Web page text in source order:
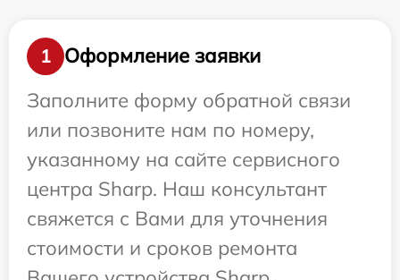
1
Оформление заявки
Заполните форму обратной связи
или позвоните нам по номеру,
указанному на сайте сервисного
центра Sharp. Наш консультант
свяжется с Вами для уточнения
стоимости и сроков ремонта